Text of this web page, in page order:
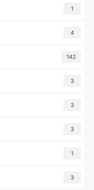
1
4
142
3
3
3
1
3